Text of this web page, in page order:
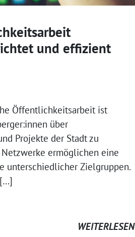
und effizient
Öffentlichkeitsarbeit ist
über
Projekte der Stadt zu
ermöglichen eine
unterschiedlicher Zielgruppen.
WEITERLESEN